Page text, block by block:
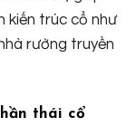
kiến trúc cổ như
rường truyền
thái cổ